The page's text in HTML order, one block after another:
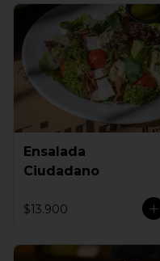
Ensalada
Ciudadano
$13.900